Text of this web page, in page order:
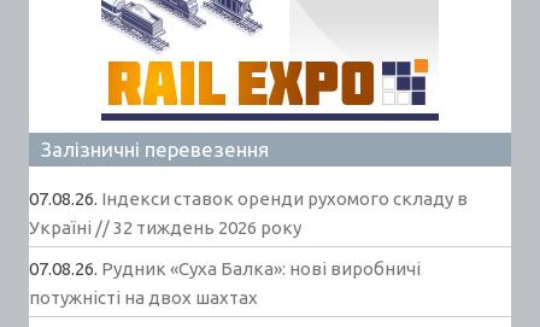
Залізничні перевезення
07.08.26. Індекси ставок оренди рухомого складу в
Україні // 32 тиждень 2026 року
07.08.26. Рудник «Суха Балка»: нові виробничі
потужністі на двох шахтах